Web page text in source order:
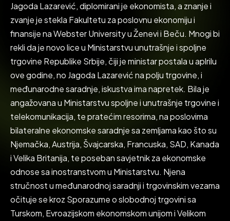
Jagoda Lazarević, diplomirani je ekonomista, a znanje i
zvanje je stekla Fakultetu za poslovnu ekonomiju i
finansije na Webster University u Ženevi i Beču. Mnogi bi
rekli da je novo lice u Ministarstvu unutrašnje i spoljne
trgovine Republike Srbije, čiji je ministar postala u aplrilu
ove godine, no Jagoda Lazarević na polju trgovine, i
međunarodne saradnje, iskustva ima napretek. Bila je
angažovana u Ministarstvu spoljne i unutrašnje trgovine i
telekomunikacija, te pratećim resorima, na poslovima
bilateralne ekonomske saradnje sa zemljama kao što su
Njemačka, Austrija, Švajcarska, Francuska, SAD, Kanada
i Velika Britanija, te poseban savjetnik za ekonomske
odnose sa inostranstvom u Ministarstvu. Njena
stručnost u međunarodnoj saradnji i trgovinskim vezama
očituje se kroz Sporazume o slobodnoj trgovini sa
Turskom, Evroazijskom ekonomskom unijom i Velikom